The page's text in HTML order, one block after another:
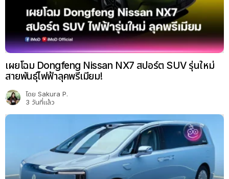
เผยโฉม Dongfeng Nissan NX7 สปอร์ต SUV รุ่นใหม่
สายพันธุ์ไฟฟ้าลุคพรีเมียม!
โดย Sakura P.
3 วันที่แล้ว